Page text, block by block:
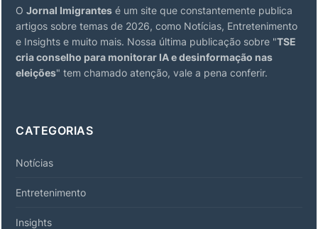
O Jornal Imigrantes é um site que constantemente publica
artigos sobre temas de 2026, como Notícias, Entretenimento
e Insights e muito mais. Nossa última publicação sobre "TSE
cria conselho para monitorar IA e desinformação nas
eleições" tem chamado atenção, vale a pena conferir.
CATEGORIAS
Notícias
Entretenimento
Insights